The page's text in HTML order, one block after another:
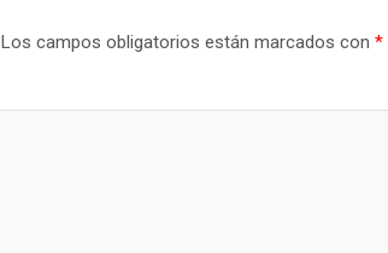
Los campos obligatorios están marcados con *